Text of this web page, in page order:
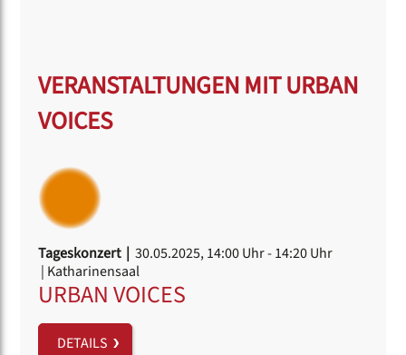
VERANSTALTUNGEN MIT URBAN
VOICES
Tageskonzert | 30.05.2025, 14:00 Uhr- 14:20 Uhr
| Katharinensaal
URBAN VOICES
DETAILS